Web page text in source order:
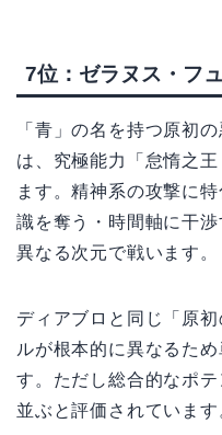
7位：ゼラヌス・フ
「青」の名を持つ原初
は、究極能力「怠惰之
ます。精神系の攻撃に
識を奪う・時間軸に干
異なる次元で戦います。
ディアブロと同じ「原
ルが根本的に異なるた
す。ただし総合的なポ
並ぶと評価されています